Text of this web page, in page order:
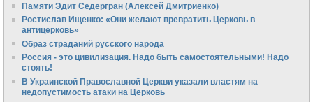
Памяти Эдит Сёдергран (Алексей Дмитриенко)
Ростислав Ищенко: «Они желают превратить Церковь в
антицерковь»
Образ страданий русского народа
Россия - это цивилизация. Надо быть самостоятельными! Надо
стоять!
В Украинской Православной Церкви указали властям на
недопустимость атаки на Церковь